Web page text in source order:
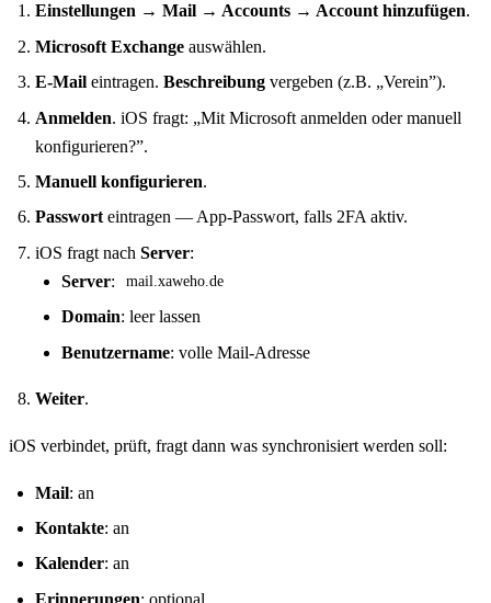
Einstellungen → Mail → Accounts → Account hinzufügen.
Microsoft Exchange auswählen.
E-Mail eintragen. Beschreibung vergeben (z.B. „Verein”).
Anmelden. iOS fragt: „Mit Microsoft anmelden oder manuell
konfigurieren?”.
Manuell konfigurieren.
Passworteintragen — App-Passwort, falls 2FA aktiv.
iOS fragt nach Server:
Server: mail.xaweho.de
Domain: leer lassen
Benutzername: volle Mail-Adresse
Weiter.
iOS verbindet, prüft, fragt dann was synchronisiert werden soll:
Mail: an
Kontakte: an
Kalender: an
Erinnerungen: optional